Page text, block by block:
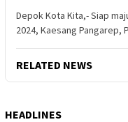
Depok Kota Kita,- Siap
2024, Kaesang
RELATED NEWS
HEADLINES